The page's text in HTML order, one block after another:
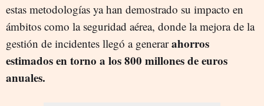
estas metodologías ya han demostrado su impacto en
ámbitos como la seguridad aérea, donde la mejora de la
gestión de incidentes llegó a generarahorros
estimados en torno a los 800 millones de euros
anuales.